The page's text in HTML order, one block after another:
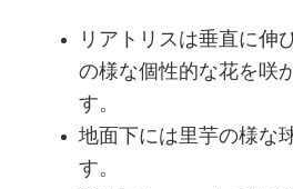
リアトリスは垂直に伸
の様な個性的な花を咲
す。
地面下には里芋の様な
す。